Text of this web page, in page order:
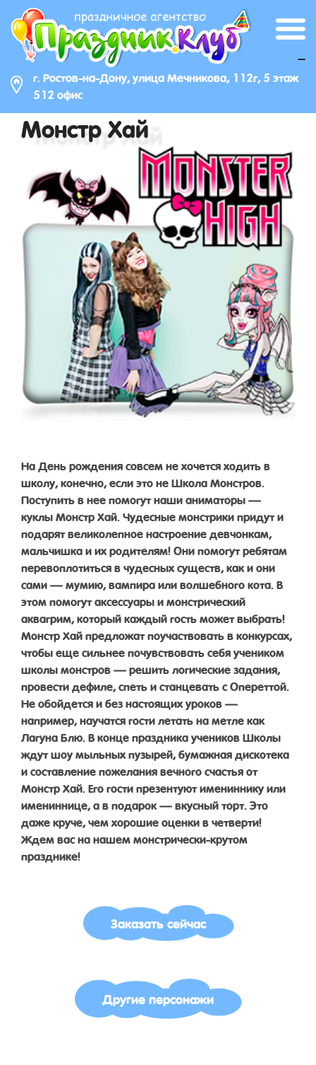
г. Ростов-на-Дону, улица Мечникова, 112г, 5 этаж
512 офис
_
Монстр Хай
На День рождения совсем не хочется ходить в
школу, конечно, если это не Школа Монстров.
Поступить в нее помогут наши аниматоры —
куклы Монстр Хай. Чудесные монстрики придут и
подарят великолепное настроение девчонкам,
мальчишка и их родителям! Они помогут ребятам
перевоплотиться в чудесных существ, как и они
сами — мумию, вампира или волшебного кота. В
этом помогут аксессуары и монстрический
аквагрим, который каждый гость может выбрать!
Монстр Хай предложат поучаствовать в конкурсах,
чтобы еще сильнее почувствовать себя учеником
школы монстров — решить логические задания,
провести дефиле, спеть и станцевать с Опереттой.
Не обойдется и без настоящих уроков —
например, научатся гости летать на метле как
Лагуна Блю. В конце праздника учеников Школы
ждут шоу мыльных пузырей, бумажная дискотека
и составление пожелания вечного счастья от
Монстр Хай. Его гости презентуют имениннику или
имениннице, а в подарок — вкусный торт. Это
даже круче, чем хорошие оценки в четверти!
Ждем вас на нашем монстрически-крутом
празднике!
Заказать сейчас
Другие персонажи